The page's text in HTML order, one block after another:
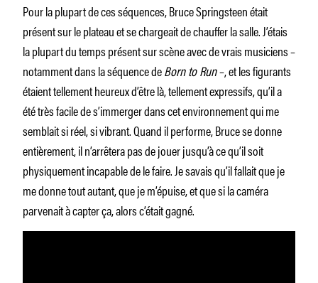
Pour la plupart de ces séquences, Bruce Springsteen était
présent sur le plateau et se chargeait de chauffer la salle. J’étais
la plupart du temps présent sur scène avec de vrais musiciens –
notamment dans la séquence deBorn to Run–, et les figurants
étaient tellement heureux d’être là, tellement expressifs, qu’il a
été très facile de s’immerger dans cet environnement qui me
semblait si réel, si vibrant. Quand il performe, Bruce se donne
entièrement, il n’arrêtera pas de jouer jusqu’à ce qu’il soit
physiquement incapable de le faire. Je savais qu’il fallait que je
me donne tout autant, que je m’épuise, et que si la caméra
parvenait à capter ça, alors c’était gagné.